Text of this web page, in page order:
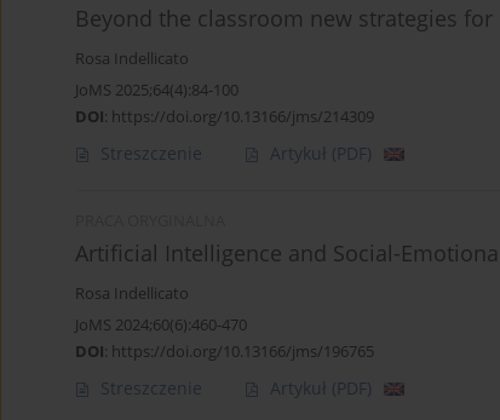
Beyond the classroom new strategies
Rosa Indellicato
JoMS 2025;64(4):84-100
DOI: https://doi.org/10.13166/jms/214309
Streszczenie Artykuł (PDF)
Artificial Intelligence and Social-
Rosa Indellicato
JoMS 2024;60(6):460-470
DOI: https://doi.org/10.13166/jms/196765
Streszczenie Artykuł (PDF)